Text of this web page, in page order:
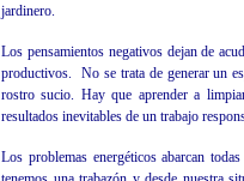
jardinero.
Los pensamientos negativos dejan de
productivos.
No se trata de generar un
rostro sucio. Hay que aprender a
resultados inevitables de un trabajo
Los problemas energéticos abarcan